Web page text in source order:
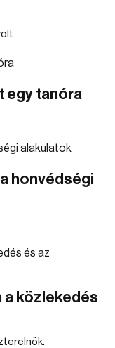
egy tanóra
honvédségi
közlekedés